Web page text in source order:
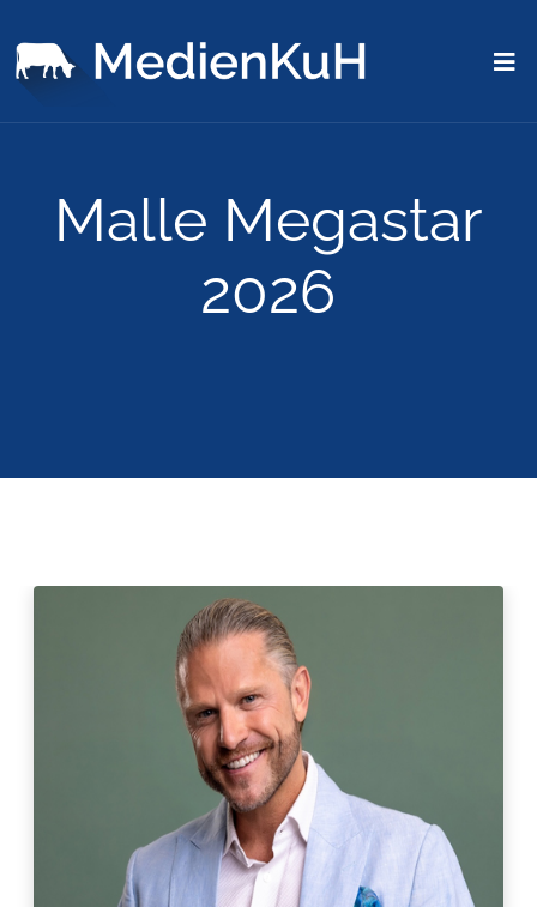
Malle Megastar
2026